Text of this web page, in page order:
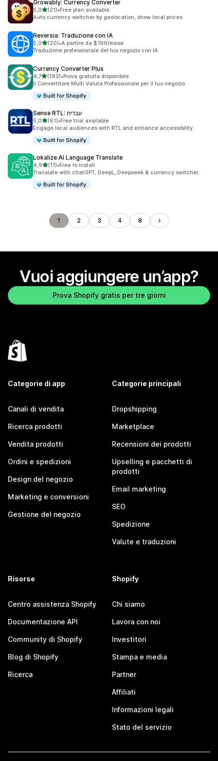
Growably: Currency Converter
5,0stelle su 5
(21)
21 recensioni totali
•Free plan available
Auto currency switcher by geolocation, show local prices
Reversia: Traduzione con IA
5,0stelle su 5
(20)
20 recensioni totali
•A partire da $199/mese
Traduzione professionale del tuo negozio con IA
Currency Converter Plus
4,7stelle su 5
(193)
193 recensioni totali
•Prova gratuita disponibile
Il Convertitore Multi Valuta Professionale per il tuo negozio
Built for Shopify
Sense RTL: עברית
5,0stelle su 5
(61)
61 recensioni totali
•Free trial available
Engage local audiences with RTL and enhance accessibility
Built for Shopify
Lokalize AI Language Translate
4,9stelle su 5
(11)
11 recensioni totali
•Free to install
Translate with chatGPT, DeepL, Deepseek & currency switcher.
Built for Shopify
1 2 3 4 8
Vuoi aggiungere un’app?
Prova Shopify gratis per tre giorni
Categorie di app
Canali di vendita
Ricerca prodotti
Vendita prodotti
Ordini e spedizioni
Design del negozio
Marketing e conversioni
Gestione del negozio
Categorie principali
Dropshipping
Marketplace
Recensioni dei prodotti
Upselling e pacchetti di
prodotti
Email marketing
SEO
Spedizione
Valute e traduzioni
Risorse
Centro assistenza Shopify
Documentazione API
Community di Shopify
Blog di Shopify
Ricerca
Shopify
Chi siamo
Lavora con noi
Investitori
Stampa e media
Partner
Affiliati
Informazioni legali
Stato del servizio